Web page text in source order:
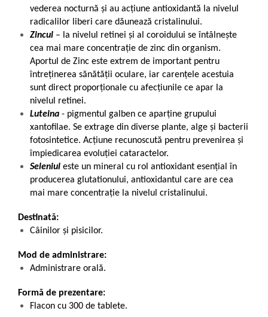
vederea nocturnă și au acțiune antioxidantă la nivelul
radicalilor liberi care dăunează cristalinului.
Zincul – la nivelul retinei și al coroidului se întâlnește
cea mai mare concentrație de zinc din organism.
Aportul de Zinc este extrem de important pentru
întreținerea sănătății oculare, iar carențele acestuia
sunt direct proporționale cu afecțiunile ce apar la
nivelul retinei.
Luteina - pigmentul galben ce aparține grupului
xantofilae. Se extrage din diverse plante, alge și bacterii
fotosintetice. Acțiune recunoscută pentru prevenirea și
împiedicarea evoluției cataractelor.
Seleniul este un mineral cu rol antioxidant esențial în
producerea glutationului, antioxidantul care are cea
mai mare concentrație la nivelul cristalinului.
Destinată:
Câinilor și pisicilor.
Mod de administrare:
Administrare orală.
Formă de prezentare:
Flacon cu 300 de tablete.